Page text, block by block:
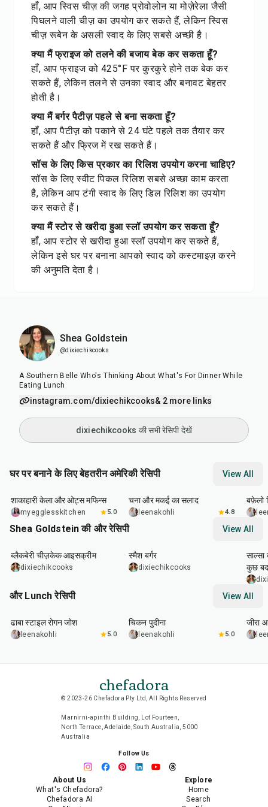
हाँ, आप स्विस चीज़ की जगह प्रोवोलोन या मोज़ेरेला जैसी
पिघलने वाली चीज़ का उपयोग कर सकते हैं, लेकिन स्विस
चीज़ रूबेन के असली स्वाद के लिए सबसे अच्छी है।
क्या मैं फ्राइज को तलने की बजाय बेक कर सकता हूँ?
हाँ, आप फ्राइज को 425°F पर कुरकुरे होने तक बेक कर
सकते हैं, लेकिन तलने से उनका स्वाद और बनावट बेहतर
होती है।
क्या मैं बर्गर पैटीज़ पहले से बना सकता हूँ?
हाँ, आप पैटीज़ को पकाने से 24 घंटे पहले तक तैयार कर
सकते हैं और फ्रिज में रख सकते हैं।
सॉस के लिए किस प्रकार का रिलिश उपयोग करना चाहिए?
सॉस के लिए स्वीट पिकल रिलिश सबसे अच्छा काम करता
है, लेकिन आप टंगी स्वाद के लिए डिल रिलिश का उपयोग
कर सकते हैं।
क्या मैं स्टोर से खरीदा हुआ स्लॉ उपयोग कर सकता हूँ?
हाँ, आप स्टोर से खरीदा हुआ स्लॉ उपयोग कर सकते हैं,
लेकिन इसे घर पर बनाना आपको स्वाद को कस्टमाइज़ करने
की अनुमति देता है।
Shea Goldstein
@dixiechikcooks
A Southern Belle Who's Thinking About What's For Dinner While
Eating Lunch
instagram.com/dixiechikcooks& 2 more links
dixiechikcooks की सभी रेसिपी देखें
घर पर बनाने के लिए बेहतरीन अमेरिकी रेसिपी View All
min
शाकाहारी केला और ओट्स मफिन्स
myegglesskitchen 5.0
40 min
चना और मकई का सलाद
leenakohli 4.8
बफ़ेलो
Shea Goldstein की और रेसिपी View All
ब्लैकबेरी चीज़केक आइसक्रीम
dixiechikcooks
स्मैश बर्गर
dixiechikcooks
साल्सा
कुछ
और Lunch रेसिपी View All
1
ढाबा स्टाइल रोगन जोश
leenakohli 5.0
चिकन पुदीना
leenakohli 5.0
जीरा
chefadora
© 2023-26 Chefadora Pty Ltd, All Rights Reserved
Marnirni-apinthi Building, Lot Fourteen,
North Terrace, Adelaide, South Australia, 5000
Australia
Follow Us
About Us
What's Chefadora?
Chefadora AI
Explore
Home
Search